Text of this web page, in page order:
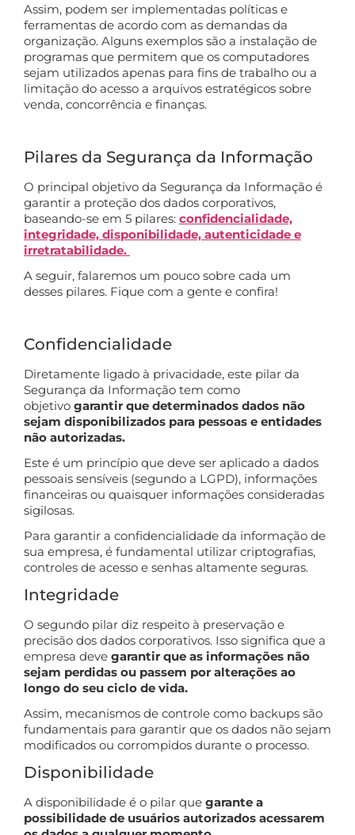
Assim, podem ser implementadas políticas e
ferramentas de acordo com as demandas da
organização. Alguns exemplos são a instalação de
programas que permitem que os computadores
sejam utilizados apenas para fins de trabalho ou a
limitação do acesso a arquivos estratégicos sobre
venda, concorrência e finanças.
Pilares da Segurança da Informação
O principal objetivo da Segurança da Informação é
garantir a proteção dos dados corporativos,
baseando-se em 5 pilares: confidencialidade,
integridade, disponibilidade, autenticidade e
irretratabilidade.
A seguir, falaremos um pouco sobre cada um
desses pilares. Fique com a gente e confira!
Confidencialidade
Diretamente ligado à privacidade, este pilar da
Segurança da Informação tem como
objetivo garantir que determinados dados não
sejam disponibilizados para pessoas e entidades
não autorizadas.
Este é um princípio que deve ser aplicado a dados
pessoais sensíveis (segundo a LGPD), informações
financeiras ou quaisquer informações consideradas
sigilosas.
Para garantir a confidencialidade da informação de
sua empresa, é fundamental utilizar criptografias,
controles de acesso e senhas altamente seguras.
Integridade
O segundo pilar diz respeito à preservação e
precisão dos dados corporativos. Isso significa que a
empresa deve garantir que as informações não
sejam perdidas ou passem por alterações ao
longo do seu ciclo de vida.
Assim, mecanismos de controle como backups são
fundamentais para garantir que os dados não sejam
modificados ou corrompidos durante o processo.
Disponibilidade
A disponibilidade é o pilar que garante a
possibilidade de usuários autorizados acessarem